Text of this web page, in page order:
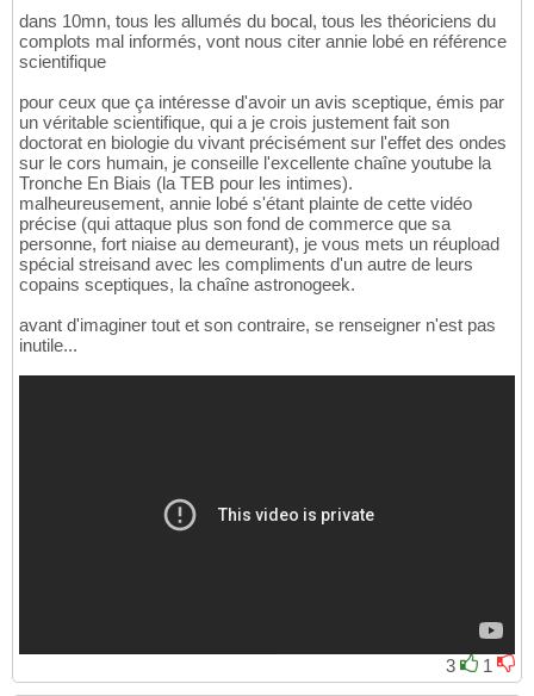
dans 10mn, tous les allumés du bocal, tous les théoriciens du
complots mal informés, vont nous citer annie lobé en référence
scientifique
pour ceux que ça intéresse d'avoir un avis sceptique, émis par
un véritable scientifique, qui a je crois justement fait son
doctorat en biologie du vivant précisément sur l'effet des ondes
sur le cors humain, je conseille l'excellente chaîne youtube la
Tronche En Biais (la TEB pour les intimes).
malheureusement, annie lobé s'étant plainte de cette vidéo
précise (qui attaque plus son fond de commerce que sa
personne, fort niaise au demeurant), je vous mets un réupload
spécial streisand avec les compliments d'un autre de leurs
copains sceptiques, la chaîne astronogeek.
avant d'imaginer tout et son contraire, se renseigner n'est pas
inutile...
3 1